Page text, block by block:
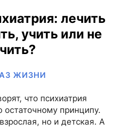
лечить
учить или не
ЖИЗНИ
что психиатрия
остаточному принципу.
но и детская. А